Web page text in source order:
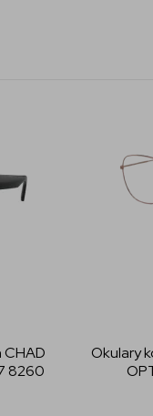
CHAD
8260
Okulary